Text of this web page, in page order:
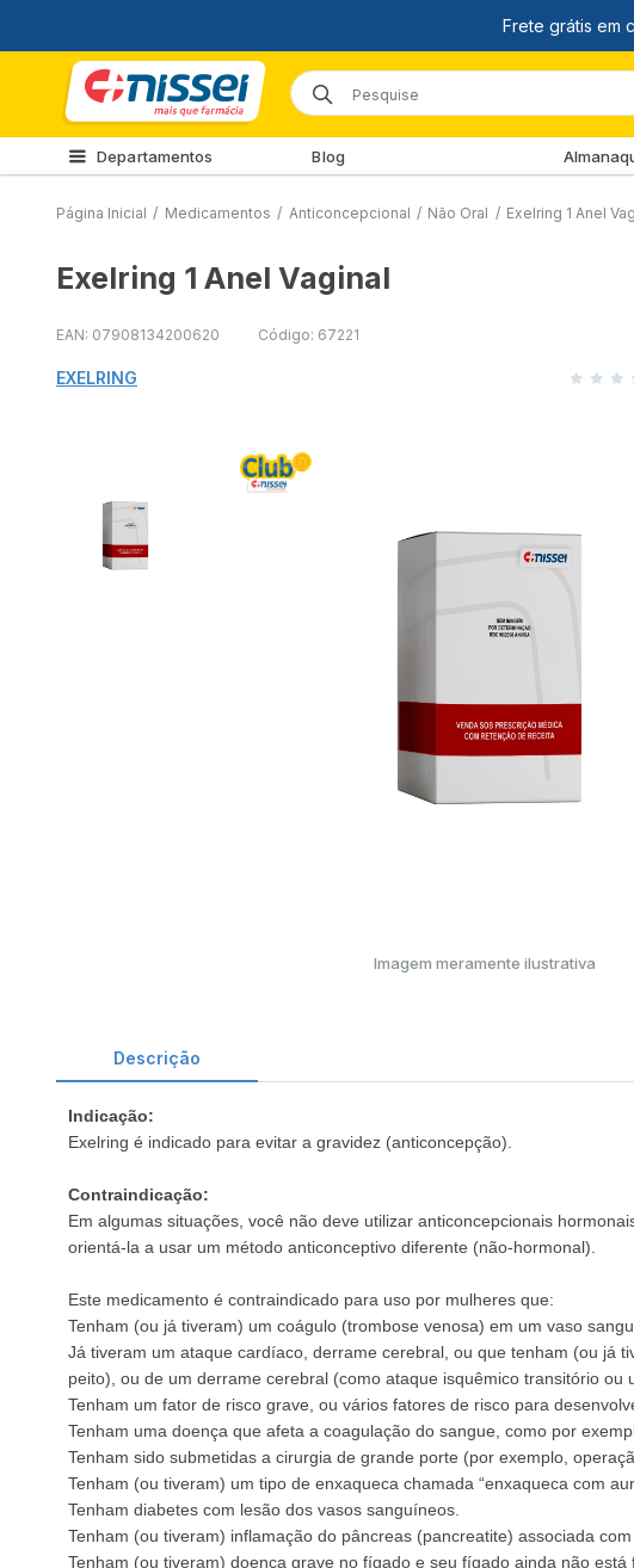
Departamentos Blog
Página Inicial / Medicamentos / Anticoncepcional / Não Oral / Exelring 1 Anel
Exelring 1 Anel Vaginal
EAN: 07908134200620 Código: 67221
EXELRING
Imagem meramente ilustrativa
Descrição
Indicação:
Exelring é indicado para evitar a gravidez (anticoncepção).
Contraindicação:
Em algumas situações, você não deve utilizar anticoncepcionais
orientá-la a usar um método anticonceptivo diferente (não-hormonal).
Este medicamento é contraindicado para uso por mulheres que:
Tenham (ou já tiveram) um coágulo (trombose venosa) em um vaso
Já tiveram um ataque cardíaco, derrame cerebral, ou que tenham (ou já
peito), ou de um derrame cerebral (como ataque isquêmico transitório ou
Tenham um fator de risco grave, ou vários fatores de risco para
Tenham uma doença que afeta a coagulação do sangue, como por
Tenham sido submetidas a cirurgia de grande porte (por exemplo,
Tenham (ou tiveram) um tipo de enxaqueca chamada “enxaqueca com
Tenham diabetes com lesão dos vasos sanguíneos.
Tenham (ou tiveram) inflamação do pâncreas (pancreatite) associada
Tenham (ou tiveram) doença grave no fígado e seu fígado ainda não está